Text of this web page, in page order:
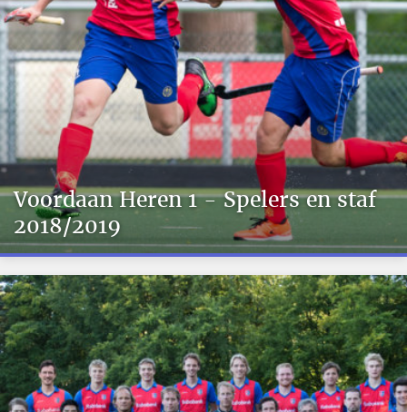
Voordaan Heren 1 - Spelers en staf
2018/2019